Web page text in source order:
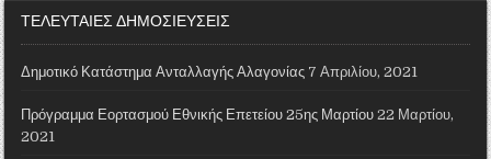
ΤΕΛΕΥΤΑΙΕΣ ΔΗΜΟΣΙΕΥΣΕΙΣ
Δημοτικό Κατάστημα Ανταλλαγής Αλαγονίας 7 Απριλίου, 2021
Πρόγραμμα Εορτασμού Εθνικής Επετείου 25ης Μαρτίου 22 Μαρτίου,
2021